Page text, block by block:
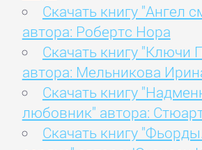
Скачать книгу "Ангел
автора: Робертс Нора
Скачать книгу "Ключи
автора: Мельникова
Скачать книгу
любовник" автора:
Скачать книгу